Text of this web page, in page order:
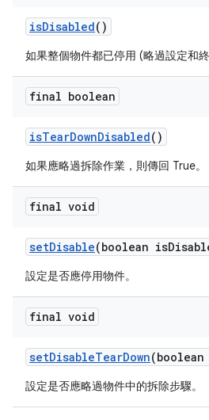
isDisabled()
如果整個物件都已停用 (略過設定和
final boolean
isTearDownDisabled()
如果應略過拆除作業，則傳回 True。
final void
setDisable(boolean is
設定是否應停用物件。
final void
setDisableTearDown
設定是否應略過物件中的拆除步驟。